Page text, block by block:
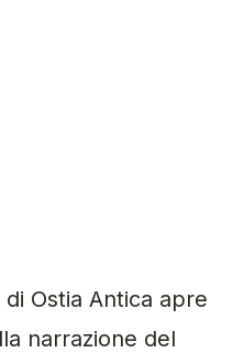
Ostia Antica apre
narrazione del